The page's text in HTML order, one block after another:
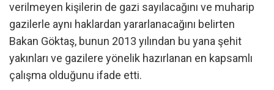
verilmeyen kişilerin de gazi sayılacağını ve muharip
gazilerle aynı haklardan yararlanacağını belirten
Bakan Göktaş, bunun 2013 yılından bu yana şehit
yakınları ve gazilere yönelik hazırlanan en kapsamlı
çalışma olduğunu ifade etti.